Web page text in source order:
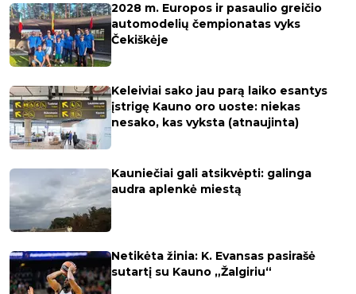
2028 m. Europos ir pasaulio greičio
automodelių čempionatas vyks
Čekiškėje
Keleiviai sako jau parą laiko esantys
įstrigę Kauno oro uoste: niekas
nesako, kas vyksta (atnaujinta)
Kauniečiai gali atsikvėpti: galinga
audra aplenkė miestą
Netikėta žinia: K. Evansas pasirašė
sutartį su Kauno „Žalgiriu“